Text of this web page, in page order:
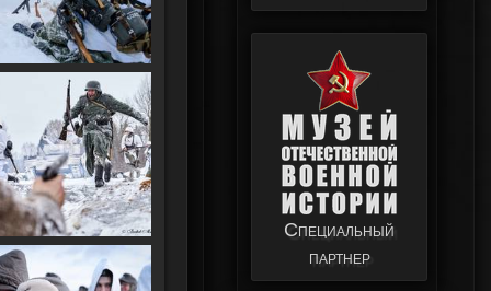
Специальный
партнер